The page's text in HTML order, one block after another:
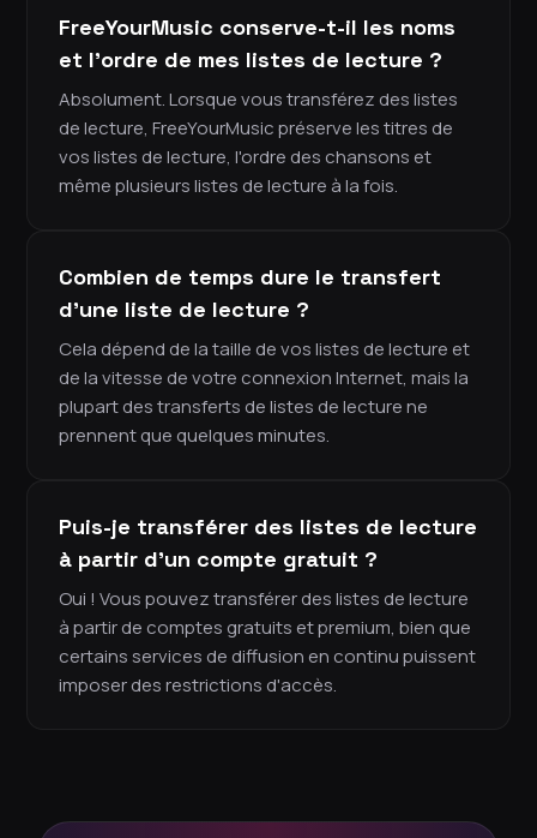
FreeYourMusic conserve-t-il les noms
et l'ordre de mes listes de lecture ?
Absolument. Lorsque vous transférez des listes
de lecture, FreeYourMusic préserve les titres de
vos listes de lecture, l'ordre des chansons et
même plusieurs listes de lecture à la fois.
Combien de temps dure le transfert
d'une liste de lecture ?
Cela dépend de la taille de vos listes de lecture et
de la vitesse de votre connexion Internet, mais la
plupart des transferts de listes de lecture ne
prennent que quelques minutes.
Puis-je transférer des listes de lecture
à partir d'un compte gratuit ?
Oui ! Vous pouvez transférer des listes de lecture
à partir de comptes gratuits et premium, bien que
certains services de diffusion en continu puissent
imposer des restrictions d'accès.